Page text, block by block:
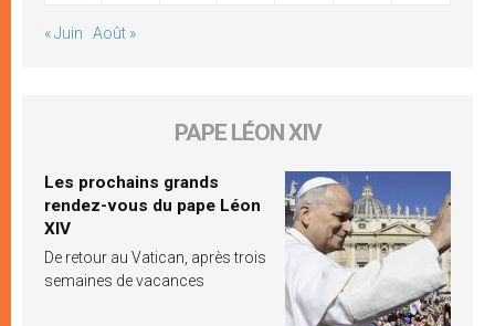
« Juin Août »
PAPE LÉON XIV
Les prochains grands
rendez-vous du pape Léon
XIV
De retour au Vatican, après trois
semaines de vacances